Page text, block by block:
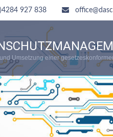
927 838
Umsetzung einer